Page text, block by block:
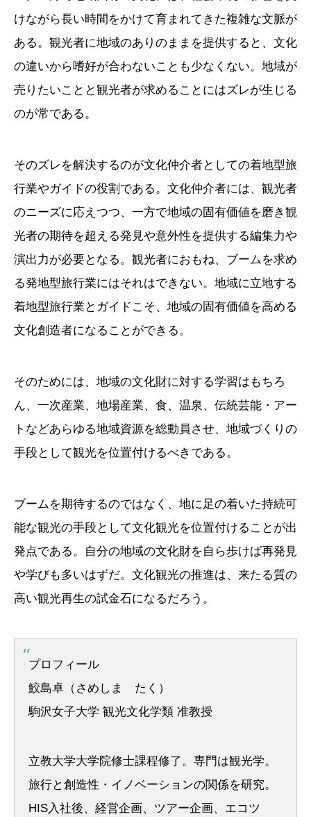
けながら長い時間をかけて育まれてきた複雑な文脈が
ある。観光者に地域のありのままを提供すると、文化
の違いから嗜好が合わないことも少なくない。地域が
売りたいことと観光者が求めることにはズレが生じる
のが常である。
そのズレを解決するのが文化仲介者としての着地型旅
行業やガイドの役割である。文化仲介者には、観光者
のニーズに応えつつ、一方で地域の固有価値を磨き観
光者の期待を超える発見や意外性を提供する編集力や
演出力が必要となる。観光者におもね、ブームを求め
る発地型旅行業にはそれはできない。地域に立地する
着地型旅行業とガイドこそ、地域の固有価値を高める
文化創造者になることができる。
そのためには、地域の文化財に対する学習はもちろ
ん、一次産業、地場産業、食、温泉、伝統芸能・アー
トなどあらゆる地域資源を総動員させ、地域づくりの
手段として観光を位置付けるべきである。
ブームを期待するのではなく、地に足の着いた持続可
能な観光の手段として文化観光を位置付けることが出
発点である。自分の地域の文化財を自ら歩けば再発見
や学びも多いはずだ。文化観光の推進は、来たる質の
高い観光再生の試金石になるだろう。
プロフィール
鮫島卓（さめしま たく）
駒沢女子大学 観光文化学類 准教授
立教大学大学院修士課程修了。専門は観光学。
旅行と創造性・イノベーションの関係を研究。
HIS入社後、経営企画、ツアー企画、エコツ